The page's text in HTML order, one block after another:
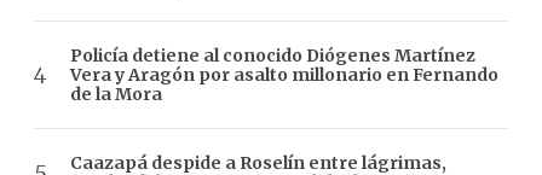
Policía detiene al conocido Diógenes Martínez
Vera y Aragón por asalto millonario en Fernando
de la Mora
Caazapá despide a Roselín entre lágrimas,